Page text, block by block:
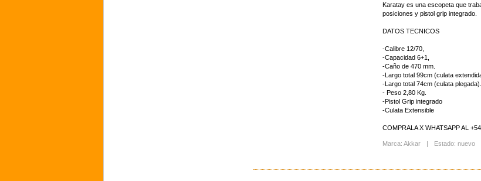
Karatay es una escopeta que
posiciones y pistol grip integrado.
DATOS TECNICOS
-Calibre 12/70,
-Capacidad 6+1,
-Caño de 470 mm.
-Largo total 99cm (culata
-Largo total 74cm (culata plegada).
- Peso 2,80 Kg.
-Pistol Grip integrado
-Culata Extensible
COMPRALA X WHATSAPP AL
Marca: Akkar | Estado: nuevo